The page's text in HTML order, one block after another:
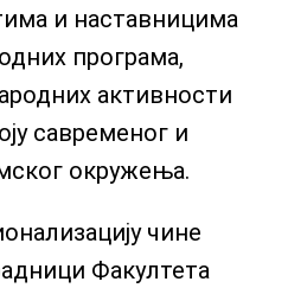
и наставницима
програма,
активности
савременог и
окружења.
чине
Факултета